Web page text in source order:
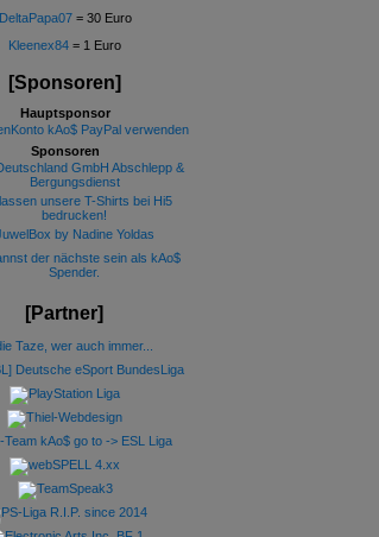
DeltaPapa07= 30 Euro
Kleenex84 = 1 Euro
[Sponsoren]
Hauptsponsor
Sponsoren
[Partner]